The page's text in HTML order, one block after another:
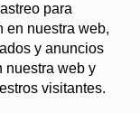
para
en nuestra web,
y anuncios
nuestra web y
visitantes.
en Laroles.
2402.